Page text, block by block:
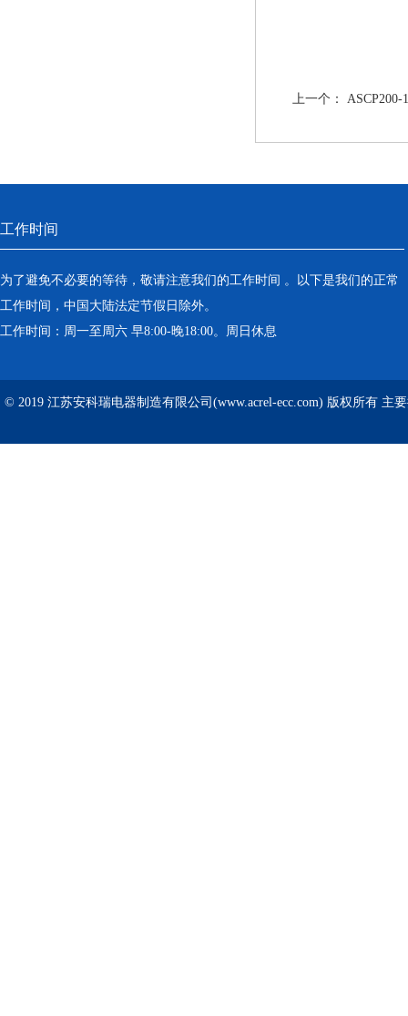
上一个：
工作时间
为了避免不必要的等待，敬请注意我们的工作时间 。以下是我们的正常
工作时间，中国大陆法定节假日除外。
工作时间：周一至周六 早8:00-晚18:00。周日休息
© 2019 江苏安科瑞电器制造有限公司(www.acrel-ecc.com) 版权所有 主